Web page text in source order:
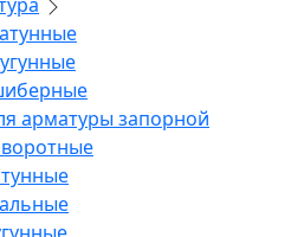
арматуры запорной